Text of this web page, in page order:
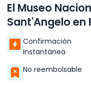
El Museo
Sant'Angelo en
Confirmación
Instantánea
No reembolsable